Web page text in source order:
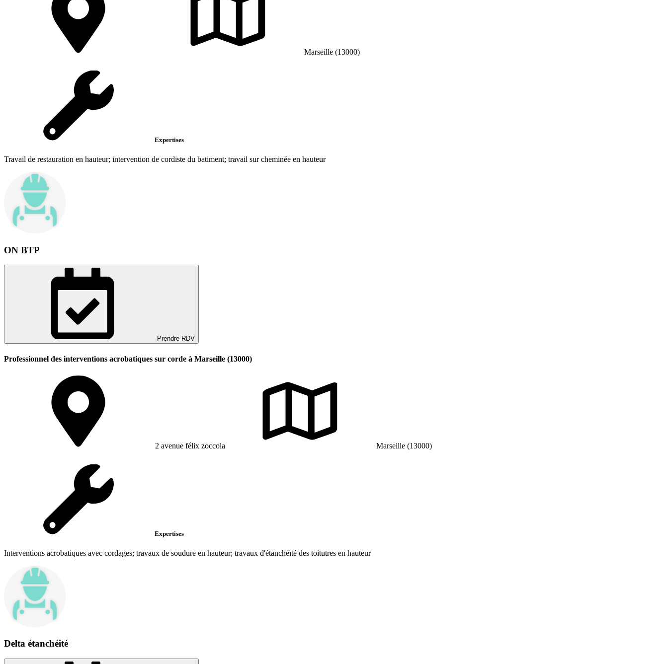
Marseille (13000)
Expertises
Travail de restauration en hauteur; intervention de cordiste du batiment; travail sur cheminée en hauteur
ON BTP
Prendre RDV
Professionnel des interventions acrobatiques sur corde à Marseille (13000)
2 avenue félix zoccola Marseille (13000)
Expertises
Interventions acrobatiques avec cordages; travaux de soudure en hauteur; travaux d'étanchéïté des toitutres en hauteur
Delta étanchéité